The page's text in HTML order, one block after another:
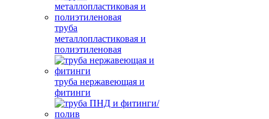
труба
металлопластиковая и
полиэтиленовая
труба нержавеющая и
фитинги